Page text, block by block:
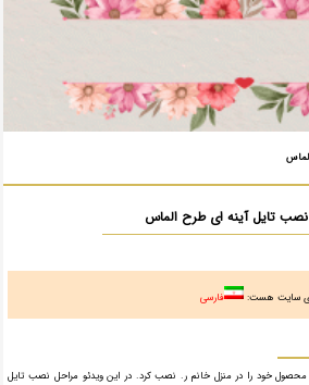
تایل آینه ای طرح الماس
روی سایت هست: فارسی
سال 1398 مهجام گلس محصول خود را در منزل خانم ر. نصب کرد. در این ویدئو مراحل نصب تایل